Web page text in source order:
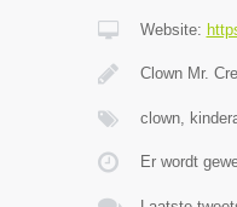
Website:
Clown Mr.
clown,
Er wordt